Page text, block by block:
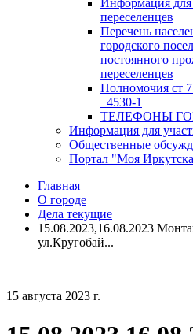
Информация
переселенцев
Перечень
городского
постоянного
переселенцев
Полномочия ст
_4530-1
ТЕЛЕФОНЫ
Информация для
Общественные
Портал "Моя
Главная
О городе
Дела текущие
15.08.2023,16.08.2023
ул.Кругобай...
15 августа 2023 г.